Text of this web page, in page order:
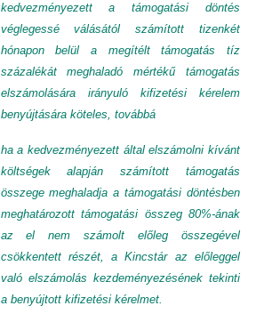
kedvezményezett a támogatási döntés
véglegessé válásától számított tizenkét
hónapon belül a megítélt támogatás tíz
százalékát meghaladó mértékű támogatás
elszámolására irányuló kifizetési kérelem
benyújtására köteles, továbbá
ha a kedvezményezett által elszámolni kívánt
költségek alapján számított támogatás
összege meghaladja a támogatási döntésben
meghatározott támogatási összeg 80%-ának
az el nem számolt előleg összegével
csökkentett részét, a Kincstár az előleggel
való elszámolás kezdeményezésének tekinti
a benyújtott kifizetési kérelmet.